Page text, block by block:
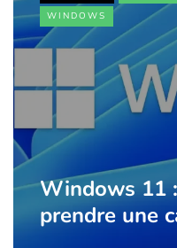
WINDOWS
Windows 11
prendre une